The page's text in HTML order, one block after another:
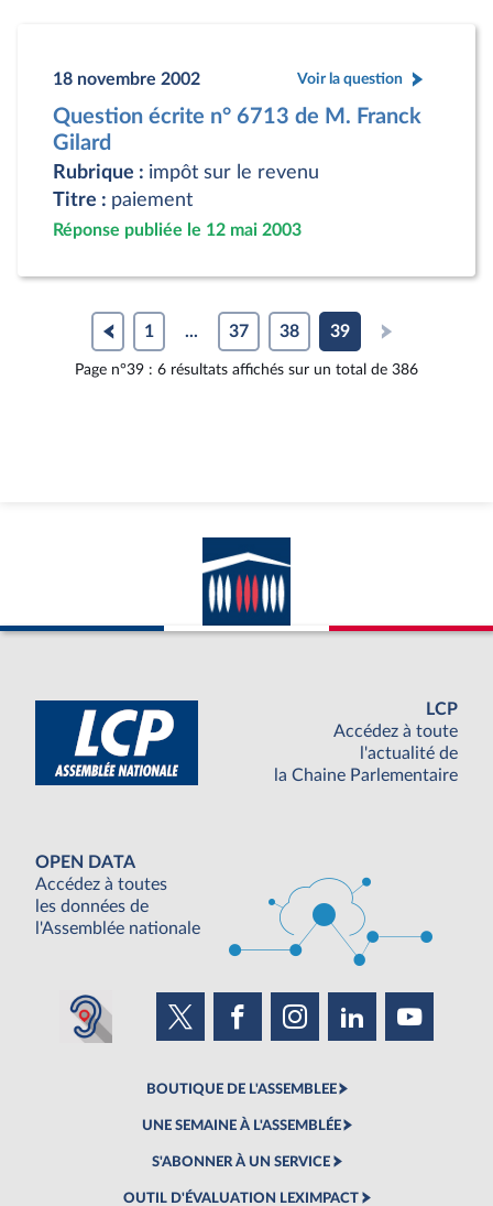
18 novembre 2002 Voir la question
Question écrite n° 6713 de M. Franck
Gilard
Rubrique : impôt sur le revenu
Titre : paiement
Réponse publiée le 12 mai 2003
1 ... 37 38 39
Page n°39 : 6 résultats affichés sur un total de 386
LCP
Accédez à toute
l'actualité de
la Chaine Parlementaire
OPEN DATA
Accédez à toutes
les données de
l'Assemblée nationale
BOUTIQUE DE L'ASSEMBLEE
UNE SEMAINE À L'ASSEMBLÉE
S'ABONNER À UN SERVICE
OUTIL D'ÉVALUATION LEXIMPACT